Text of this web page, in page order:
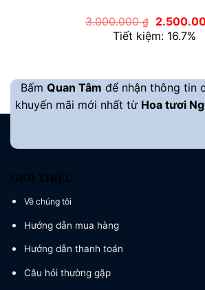
3.000.000₫
Giá
gốc
là:
Tiết kiệm: 16.7%
Bấm Quan Tâm để nhận thông tin
khuyến mãi mới nhất từ Hoa tươi
GIỚI THIỆU
Về chúng tôi
Hướng dẫn mua hàng
Hướng dẫn thanh toán
Câu hỏi thường gặp